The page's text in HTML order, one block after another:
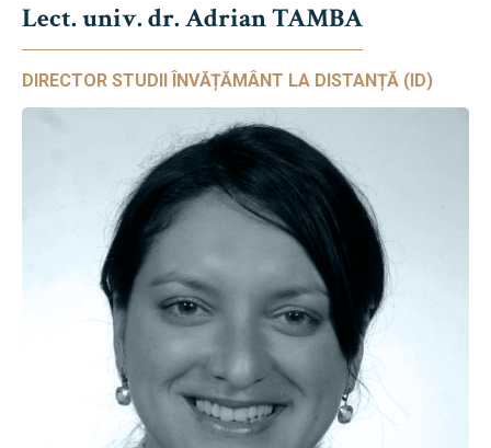
Lect. univ. dr. Adrian TAMBA
DIRECTOR STUDII ÎNVĂȚĂMÂNT LA DISTANȚĂ (ID)